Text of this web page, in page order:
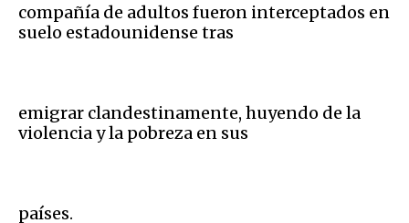
compañía de adultos fueron interceptados en
suelo estadounidense tras
emigrar clandestinamente, huyendo de la
violencia y la pobreza en sus
países.